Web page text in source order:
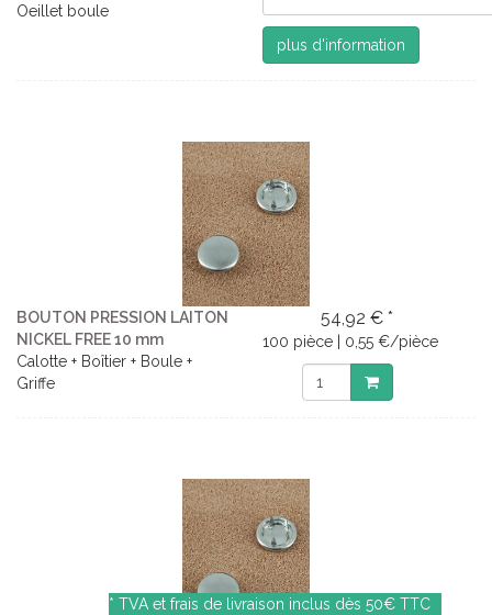
Oeillet boule
plus d'information
BOUTON PRESSION LAITON
NICKEL FREE 10 mm
Calotte + Boîtier + Boule +
Griffe
54,92 € *
100 pièce | 0,55 €/pièce
* TVA et frais de livraison inclus dès 50€ TTC